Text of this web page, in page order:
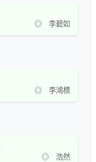
◎ 李碧如
◎ 李鴻標
◎ 浩然